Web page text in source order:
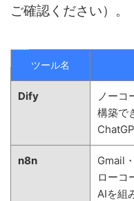
ご確認ください）。
ツール名
Dify
ノーコ
構築で
n8n
Gmail
ローコ
AIを組